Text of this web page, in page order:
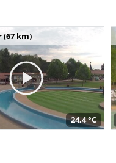
(67 km)
24,4 °C